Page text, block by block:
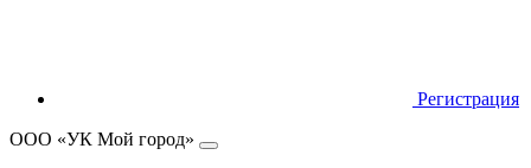
Регистрация
ООО «УК Мой город»